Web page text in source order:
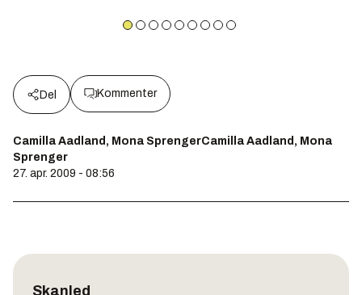
Del Kommenter
Camilla Aadland, Mona SprengerCamilla Aadland, Mona
Sprenger
27. apr. 2009 - 08:56
Skanled